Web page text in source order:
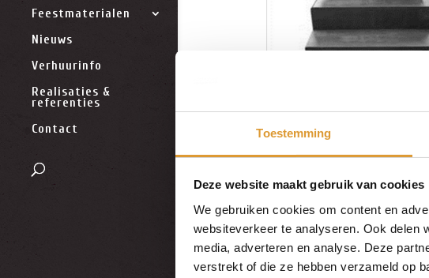
Toestemming
Deze website maakt gebruik van cookies
We gebruiken cookies om content en
websiteverkeer te analyseren. Ook delen
media, adverteren en analyse. Deze
verstrekt of die ze hebben verzameld op
Feestmaterialen
Nieuws
Verhuurinfo
Realisaties &
referenties
Contact